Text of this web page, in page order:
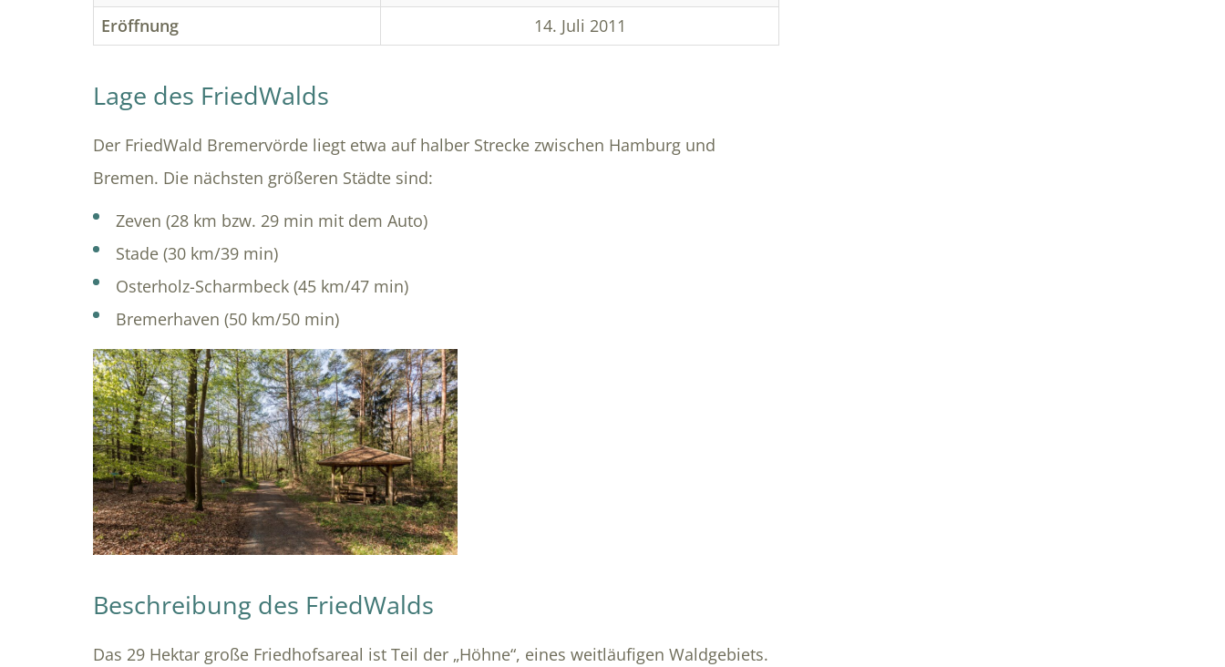
Eröffnung
14. Juli 2011
Lage des FriedWalds
Der FriedWald Bremervörde liegt etwa auf halber Strecke zwischen Hamburg und
Bremen. Die nächsten größeren Städte sind:
Zeven (28 km bzw. 29 min mit dem Auto)
Stade (30 km/39 min)
Osterholz-Scharmbeck (45 km/47 min)
Bremerhaven (50 km/50 min)
Beschreibung des FriedWalds
Das 29 Hektar große Friedhofsareal ist Teil der „Höhne“, eines weitläufigen Waldgebiets.